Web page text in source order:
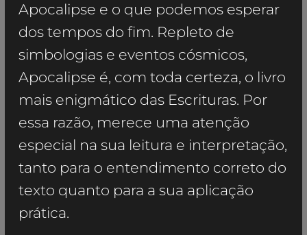
Apocalipse e o que podemos esperar
dos tempos do fim. Repleto de
simbologias e eventos cósmicos,
Apocalipse é, com toda certeza, o livro
mais enigmático das Escrituras. Por
essa razão, merece uma atenção
especial na sua leitura e interpretação,
tanto para o entendimento correto do
texto quanto para a sua aplicação
prática.